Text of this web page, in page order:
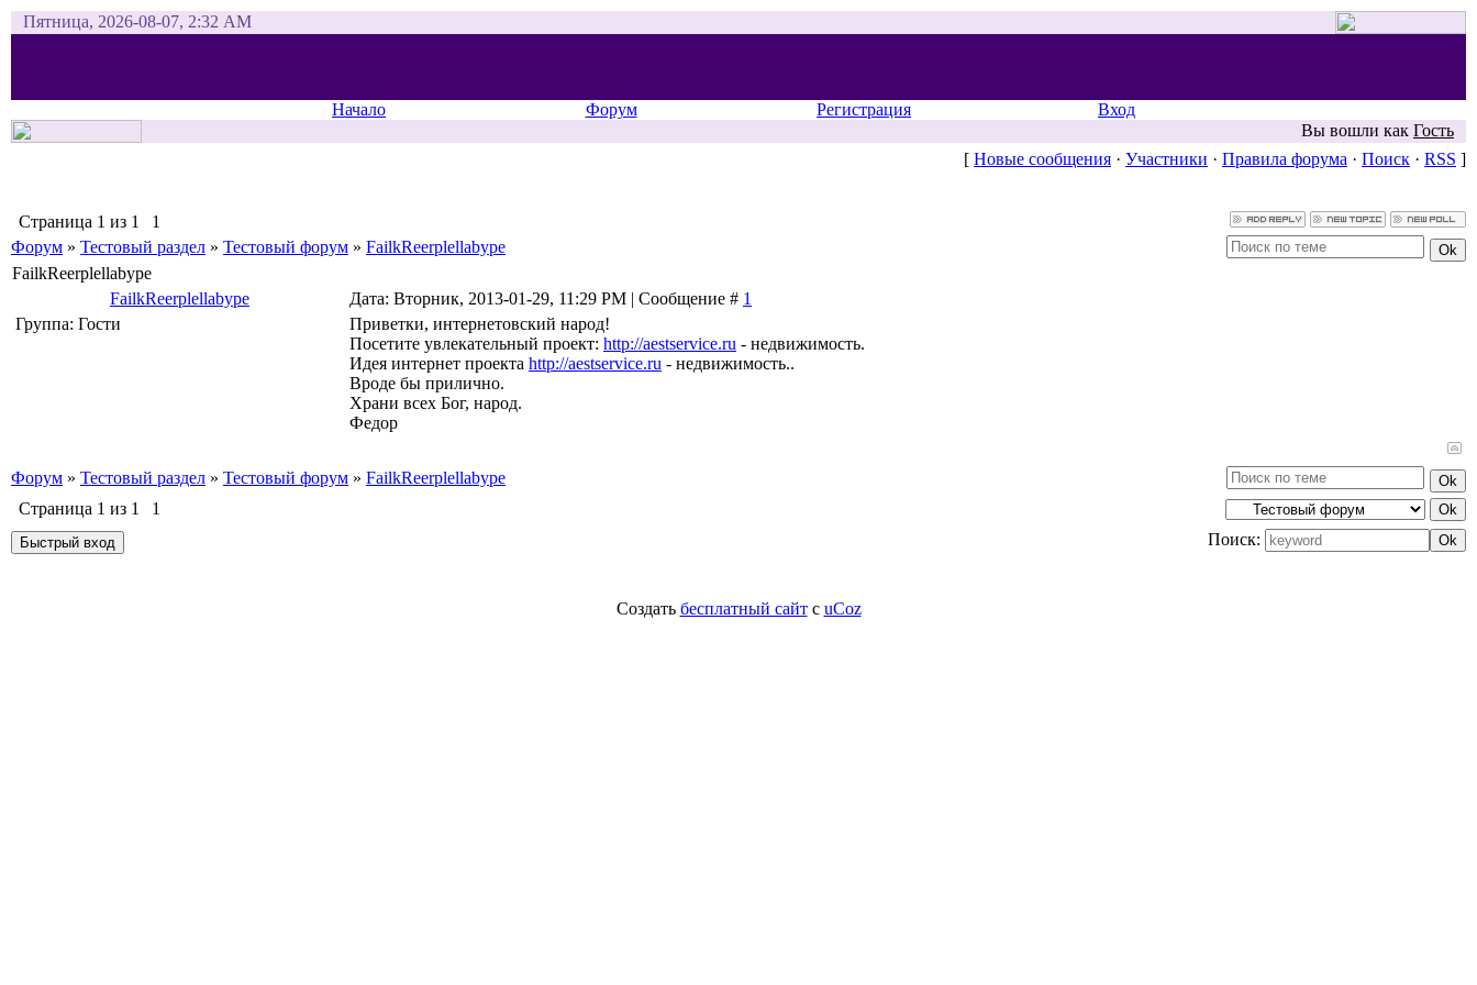
Пятница, 2026-08-07, 2:32 AM
Начало Форум Регистрация
Вход
Вы вошли как Гость
[ Новые сообщения · Участники · Правила форума · Поиск · RSS ]
Страница 1 из 1
1
Форум » Тестовый раздел » Тестовый форум » FailkReerplellabype
FailkReerplellabype
FailkReerplellabype
Дата: Вторник, 2013-01-29, 11:29 PM | Сообщение # 1
Группа: Гости
Приветки, интернетовский народ!
Посетите увлекательный проект: http://aestservice.ru - недвижимость.
Идея интернет проекта http://aestservice.ru - недвижимость..
Вроде бы прилично.
Храни всех Бог, народ.
Федор
Форум » Тестовый раздел » Тестовый форум » FailkReerplellabype
Страница 1 из 1
1
Поиск:
Создать бесплатный сайтс uCoz